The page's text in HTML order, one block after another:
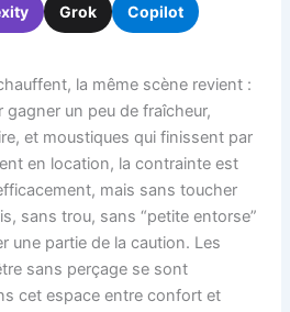
Grok Copilot
la même scène revient :
un peu de fraîcheur,
et moustiques qui finissent par
en location, la contrainte est
mais sans toucher
sans trou, sans “petite entorse”
une partie de la caution. Les
sans perçage se sont
cet espace entre confort et